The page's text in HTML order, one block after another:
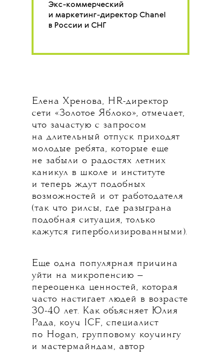
Экс-коммерческий
и маркетинг-директор Chanel
в России и СНГ
Елена Хренова, HR-директор
сети «Золотое Яблоко», отмечает,
что зачастую с запросом
на длительный отпуск приходят
молодые ребята, которые еще
не забыли о радостях летних
каникул в школе и институте
и теперь ждут подобных
возможностей и от работодателя
(так что рилсы, где разыграна
подобная ситуация, только
кажутся гиперболизированными).
Еще одна популярная причина
уйти на микропенсию —
переоценка ценностей, которая
часто настигает людей в возрасте
30-40 лет. Как объясняет Юлия
Рада, коуч ICF, специалист
по Hogan, групповому коучингу
и мастермайндам, автор